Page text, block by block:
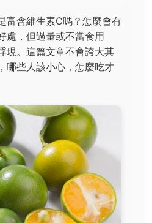
富含維生素C嗎？怎麼會有
處，但過量或不當食用
現。這篇文章不會誇大其
哪些人該小心，怎麼吃才